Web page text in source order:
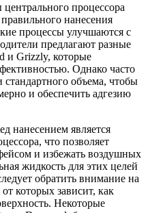
процессора
нанесения
процессы улучшаются с
предлагают разные
и Grizzly, которые
Однако часто
стандартного объема, чтобы
и обеспечить адгезию
нанесением является
что позволяет
и избежать воздушных
жидкость для этих целей
обратить внимание на
которых зависит, как
Некоторые